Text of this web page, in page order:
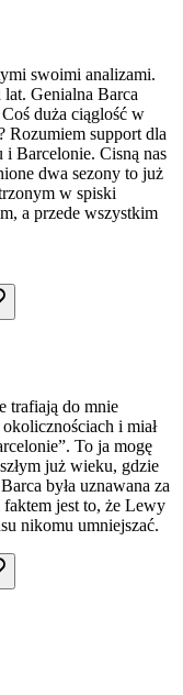
swoimi analizami.
lat. Genialna Barca
duża ciąglość w
Rozumiem support dla
i Barcelonie. Cisną nas
dwa sezony to już
w spiski
a przede wszystkim
trafiają do mnie
i miał
To ja mogę
już wieku, gdzie
była uznawana za
jest to, że Lewy
nikomu umniejszać.